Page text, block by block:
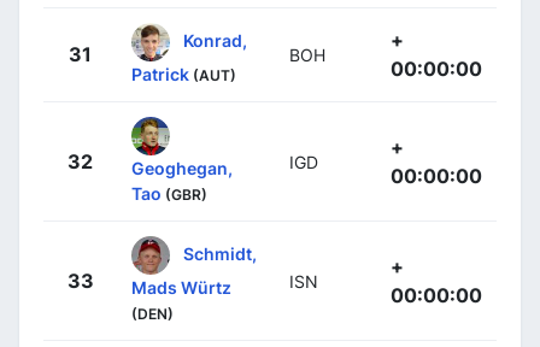
31
Konrad,
Patrick (AUT)
BOH
+
00:00:00
32
Geoghegan,
Tao (GBR)
IGD
+
00:00:00
33
Schmidt,
Mads Würtz
(DEN)
ISN
+
00:00:00